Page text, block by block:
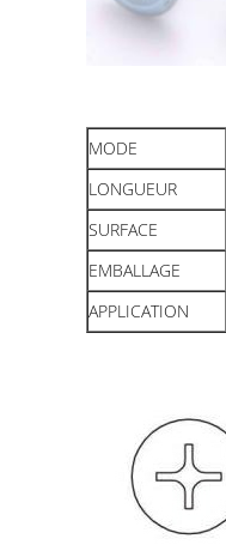
MODE
LONGUEUR
SURFACE
EMBALLAGE
APPLICATION